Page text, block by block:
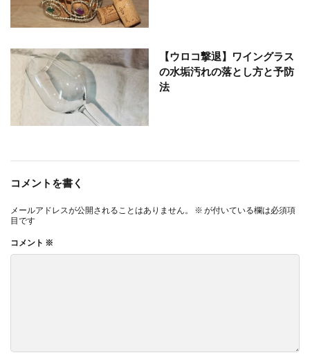
【ウロコ撃退】ワイングラス
の水垢汚れの落とし方と予防
法
コメントを書く
メールアドレスが公開されることはありません。 ※ が付いている欄は必須項
目です
コメント ※